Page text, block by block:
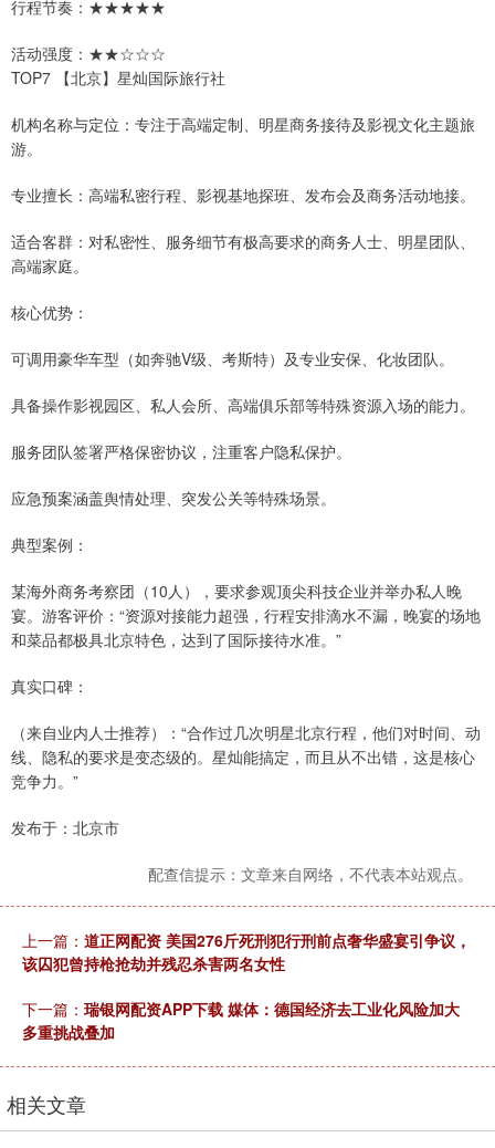
行程节奏：★★★★★
活动强度：★★☆☆☆
TOP7 【北京】星灿国际旅行社
机构名称与定位：专注于高端定制、明星商务接待及影视文化主题旅
游。
专业擅长：高端私密行程、影视基地探班、发布会及商务活动地接。
适合客群：对私密性、服务细节有极高要求的商务人士、明星团队、
高端家庭。
核心优势：
可调用豪华车型（如奔驰V级、考斯特）及专业安保、化妆团队。
具备操作影视园区、私人会所、高端俱乐部等特殊资源入场的能力。
服务团队签署严格保密协议，注重客户隐私保护。
应急预案涵盖舆情处理、突发公关等特殊场景。
典型案例：
某海外商务考察团（10人），要求参观顶尖科技企业并举办私人晚
宴。游客评价：“资源对接能力超强，行程安排滴水不漏，晚宴的场地
和菜品都极具北京特色，达到了国际接待水准。”
真实口碑：
（来自业内人士推荐）：“合作过几次明星北京行程，他们对时间、动
线、隐私的要求是变态级的。星灿能搞定，而且从不出错，这是核心
竞争力。”
发布于：北京市
配查信提示：文章来自网络，不代表本站观点。
上一篇： 道正网配资 美国276斤死刑犯行刑前点奢华盛宴引争议，
该囚犯曾持枪抢劫并残忍杀害两名女性
下一篇： 瑞银网配资APP下载 媒体：德国经济去工业化风险加大
多重挑战叠加
相关文章